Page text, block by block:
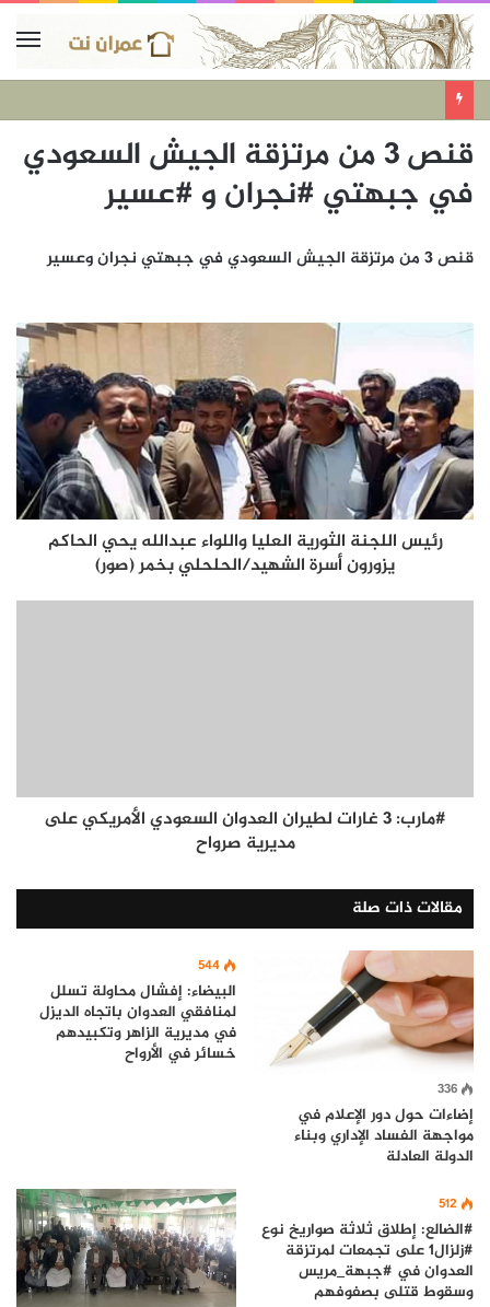
قنص 3 من مرتزقة الجيش السعودي
في جبهتي #نجران و #عسير
قنص 3 من مرتزقة الجيش السعودي في جبهتي نجران وعسير
رئيس اللجنة الثورية العليا واللواء عبدالله يحي الحاكم
يزورون أسرة الشهيد/الحلحلي بخمر (صور)
#مارب: 3 غارات لطيران العدوان السعودي الأمريكي على
مديرية صرواح
مقالات ذات صلة
336
إضاءات حول دور الإعلام في
مواجهة الفساد الإداري وبناء
الدولة العادلة
544
البيضاء: إفشال محاولة تسلل
لمنافقي العدوان باتجاه الديزل
في مديرية الزاهر وتكبيدهم
خسائر في الأرواح
512
#الضالع: إطلاق ثلاثة صواريخ نوع
#زلزال1 على تجمعات لمرتزقة
العدوان في #جبهة_مريس
وسقوط قتلى بصفوفهم